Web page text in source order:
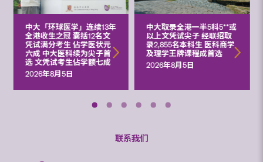
中大「环球医学」连续13年
全港收生之冠 囊括12名文
凭试满分考生 佔学医状元
六成 中大医科续为尖子首
选 文凭试考生佔学额七成
2026年8月5日
中大取录全港一半5科5**或
以上文凭试尖子 经联招取
录2,855名本科生 医科商学
及理学王牌课程成首选
2026年8月5日
联系我们